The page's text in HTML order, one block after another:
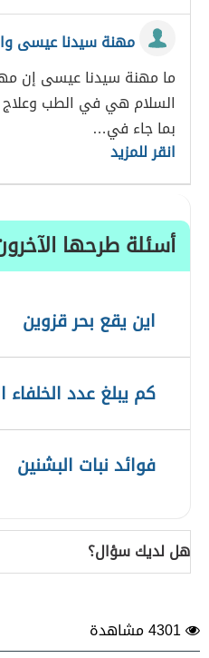
مهنة سيدنا عيسى
ما مهنة سيدنا عيسى إن
السلام هي في الطب وعلاج
بما جاء في…
انقر للمزيد
أسئلة طرحها
اين يقع بحر قزوين
كم يبلغ عدد الخلفاء
فوائد نبات البشنين
هل لديك سؤال؟